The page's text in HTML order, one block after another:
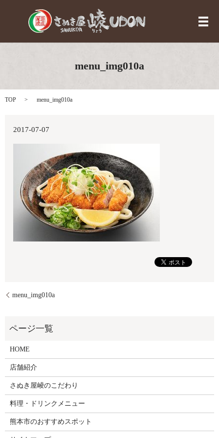
メ
menu_img010a
TOP menu_img010a
2017-07-07
menu_img010a
HOME
店舗紹介
さぬき屋崚のこだわり
料理・ドリンクメニュー
熊本市のおすすめスポット